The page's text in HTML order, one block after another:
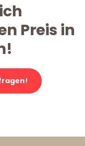
Preis in